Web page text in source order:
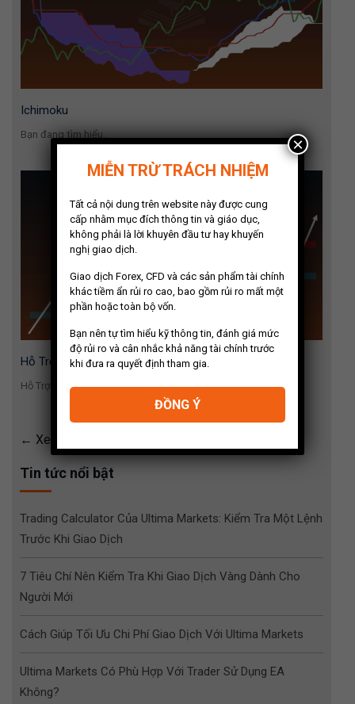
Ichimoku
Bạn đang tìm hiểu...
Hỗ Trợ Kháng Cự
Hỗ Trợ Kháng Cự...
Xem thêm khóa học
Tin tức nổi bật
Trading Calculator Của Ultima Markets: Kiểm Tra Một Lệnh
Trước Khi Giao Dịch
7 Tiêu Chí Nên Kiểm Tra Khi Giao Dịch Vàng Dành Cho
Người Mới
Cách Giúp Tối Ưu Chi Phí Giao Dịch Với Ultima Markets
Ultima Markets Có Phù Hợp Với Trader Sử Dụng EA
Không?
MIỄN TRỪ TRÁCH NHIỆM
Tất cả nội dung trên website này được cung
cấp nhằm mục đích thông tin và giáo dục,
không phải là lời khuyên đầu tư hay khuyến
nghị giao dịch.
Giao dịch Forex, CFD và các sản phẩm tài chính
khác tiềm ẩn rủi ro cao, bao gồm rủi ro mất một
phần hoặc toàn bộ vốn.
Bạn nên tự tìm hiểu kỹ thông tin, đánh giá mức
độ rủi ro và cân nhắc khả năng tài chính trước
khi đưa ra quyết định tham gia.
ĐỒNG Ý
×